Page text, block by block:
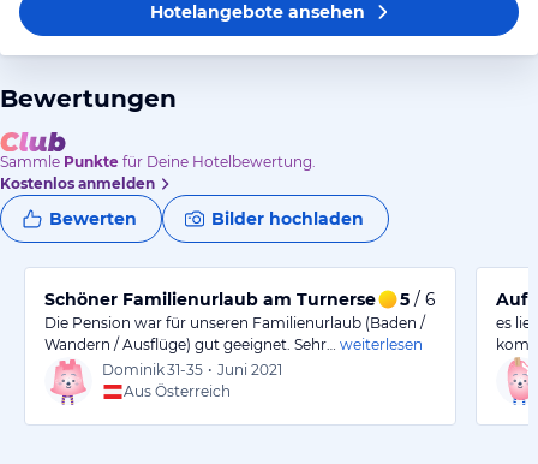
Hotelangeboteansehen
Bewertungen
Sammle Punkte für Deine Hotelbewertung.
Kostenlos anmelden
Bewerten Bilder hochladen
Schöner Familienurlaub am Turnersee 5 / 6
Die Pension war für unseren Familienurlaub (Baden /
Wandern / Ausflüge) gut geeignet. Sehr…
weiterlesen
Dominik31-35 • Juni 2021
Aus Österreich
Auf
es